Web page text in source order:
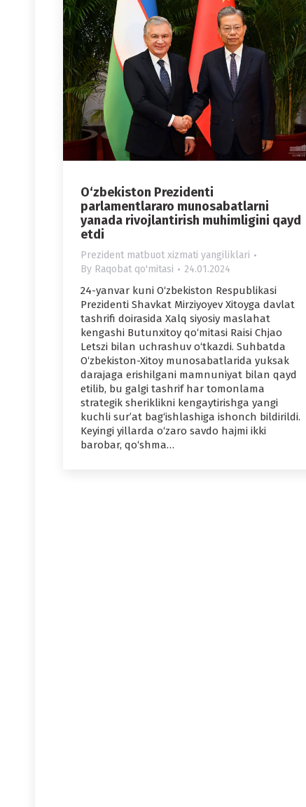
O‘zbekiston Prezidenti
parlamentlararo munosabatlarni
yanada rivojlantirish muhimligini qayd
etdi
Prezident matbuot xizmati yangiliklari
By Raqobat qo'mitasi 24.01.2024
24-yanvar kuni O‘zbekiston Respublikasi
Prezidenti Shavkat Mirziyoyev Xitoyga davlat
tashrifi doirasida Xalq siyosiy maslahat
kengashi Butunxitoy qo‘mitasi Raisi Chjao
Letszi bilan uchrashuv o‘tkazdi. Suhbatda
O‘zbekiston-Xitoy munosabatlarida yuksak
darajaga erishilgani mamnuniyat bilan qayd
etilib, bu galgi tashrif har tomonlama
strategik sheriklikni kengaytirishga yangi
kuchli sur’at bag‘ishlashiga ishonch bildirildi.
Keyingi yillarda o‘zaro savdo hajmi ikki
barobar, qo‘shma…